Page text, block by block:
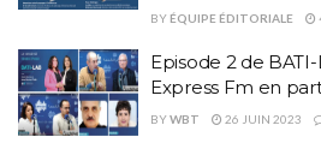
BY ÉQUIPE ÉDITORIALE
Episode 2 de
Express Fm en
BYWBT 26 JUIN 2023